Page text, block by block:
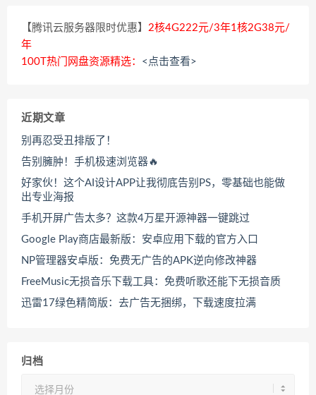
【腾讯云服务器限时优惠】 2核4G222元/3年1核2G38元/
年
100T热门网盘资源精选： <点击查看>
近期文章
别再忍受丑排版了！
告别臃肿！手机极速浏览器🔥
好家伙！这个AI设计APP让我彻底告别PS，零基础也能做
出专业海报
手机开屏广告太多？这款4万星开源神器一键跳过
Google Play商店最新版：安卓应用下载的官方入口
NP管理器安卓版：免费无广告的APK逆向修改神器
FreeMusic无损音乐下载工具：免费听歌还能下无损音质
迅雷17绿色精简版：去广告无捆绑，下载速度拉满
归档